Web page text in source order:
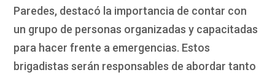
Paredes, destacó la importancia de contar con
un grupo de personas organizadas y capacitadas
para hacer frente a emergencias. Estos
brigadistas serán responsables de abordar tanto